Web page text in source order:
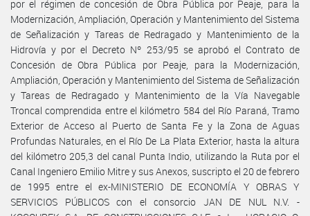
por el régimen de concesión de Obra Pública por Peaje, para la
Modernización, Ampliación, Operación y Mantenimiento del Sistema
de Señalización y Tareas de Redragado y Mantenimiento de la
Hidrovía y por el Decreto Nº 253/95 se aprobó el Contrato de
Concesión de Obra Pública por Peaje, para la Modernización,
Ampliación, Operación y Mantenimiento del Sistema de Señalización
y Tareas de Redragado y Mantenimiento de la Vía Navegable
Troncal comprendida entre el kilómetro 584 del Río Paraná, Tramo
Exterior de Acceso al Puerto de Santa Fe y la Zona de Aguas
Profundas Naturales, en el Río De La Plata Exterior, hasta la altura
del kilómetro 205,3 del canal Punta Indio, utilizando la Ruta por el
Canal Ingeniero Emilio Mitre y sus Anexos, suscripto el 20 de febrero
de 1995 entre el ex-MINISTERIO DE ECONOMÍA Y OBRAS Y
SERVICIOS PÚBLICOS con el consorcio JAN DE NUL N.V. -